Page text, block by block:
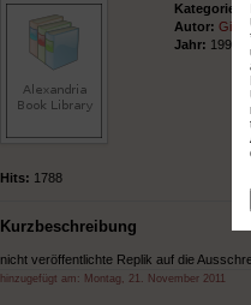
Kategorie:
Autor:
Jahr: 1997
Hits: 1788
Kurzbeschreibung
nicht veröffentlichte Replik auf die
hinzugefügt am: Montag, 21. November 2011